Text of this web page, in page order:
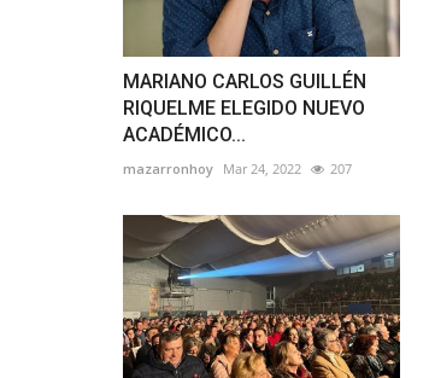
MARIANO CARLOS GUILLÉN
RIQUELME ELEGIDO NUEVO
ACADÉMICO...
mazarronhoy Mar 24, 2022 207